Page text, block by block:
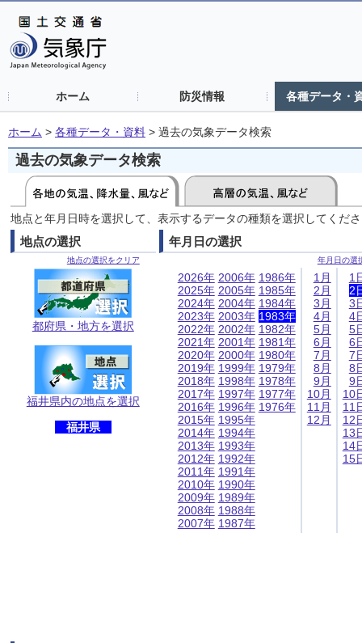
ホーム 防災情報 各種データ・
ホーム > 各種データ・資料 > 過去の気象データ検索
過去の気象データ検索
地点と年月日時を選択して、表示するデータの種類を選択してくだ
地点の選択
地点の選択をクリア
都府県・地方を選択
福井県内の地点を選択
福井県
年月日の選択
年月日の選
2026年
2025年
2024年
2023年
2022年
2021年
2020年
2019年
2018年
2017年
2016年
2015年
2014年
2013年
2012年
2011年
2010年
2009年
2008年
2007年
2006年
2005年
2004年
2003年
2002年
2001年
2000年
1999年
1998年
1997年
1996年
1995年
1994年
1993年
1992年
1991年
1990年
1989年
1988年
1987年
1986年
1985年
1984年
1983年
1982年
1981年
1980年
1979年
1978年
1977年
1976年
1月
2月
3月
4月
5月
6月
7月
8月
9月
10月
11月
12月
1
2
3
4
5
6
7
8
9
10
11
12
13
14
15